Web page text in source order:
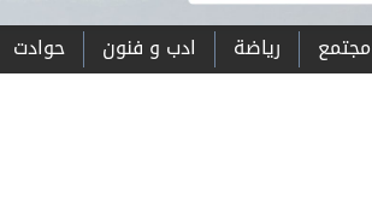
مجتمع رياضة ادب و فنون حوادت